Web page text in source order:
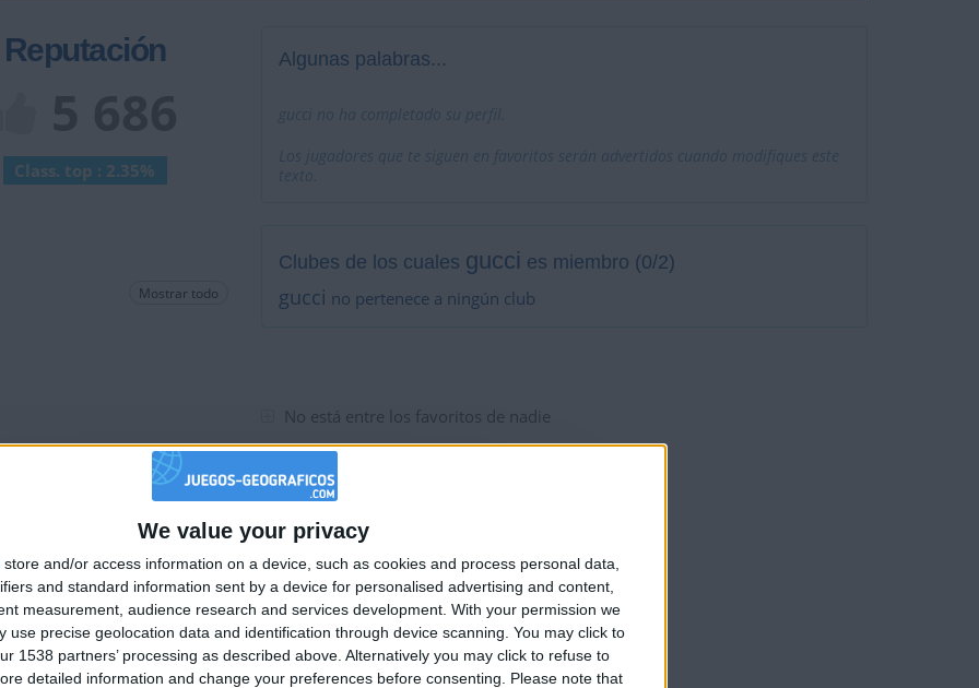
We value your privacy
store and/or access information on a device, such as cookies and process personal data,
and standard information sent by a device for personalised advertising and content,
measurement, audience research and services development. With your permission we
use precise geolocation data and identification through device scanning. You may click to
1538 partners’ processing as described above. Alternatively you may click to refuse to
detailed information and change your preferences before consenting.
Please note that
Reputación
Class. top : 2.35%
Mostrar todo
Algunas palabras...
gucci no ha completado su perfil.
Los jugadores que te siguen en favoritos serán advertidos cuando modifiques este
texto.
Clubes de los cuales gucci es miembro (0/2)
gucci no pertenece a ningún club
No está entre los favoritos de nadie
🇺🇸 We noticed you’re visiting from
an English-speaking country
Join our American version now and be among
the firsts to submit your score on our
leaderboards!